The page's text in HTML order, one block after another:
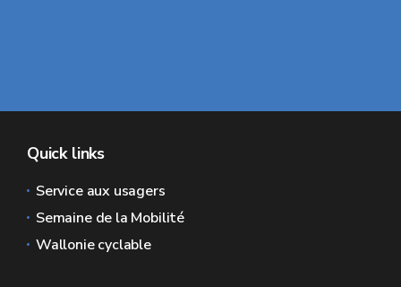
Quick links
Service aux usagers
Semaine de la Mobilité
Wallonie cyclable